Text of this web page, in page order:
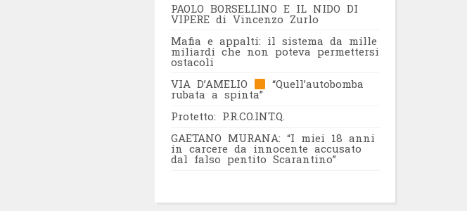
PAOLO BORSELLINO E IL NIDO DI
VIPERE di Vincenzo Zurlo
Mafia e appalti: il sistema da mille
miliardi che non poteva permettersi
ostacoli
VIA D’AMELIO
“Quell’autobomba
rubata a spinta”
Protetto: P.R.CO.INT.Q.
GAETANO MURANA: “I miei 18 anni
in carcere da innocente accusato
dal falso pentito Scarantino”